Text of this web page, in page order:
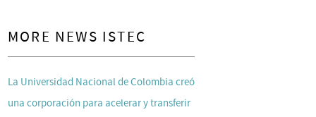
MORE NEWS ISTEC
La Universidad Nacional de Colombia creó
una corporación para acelerar y transferir